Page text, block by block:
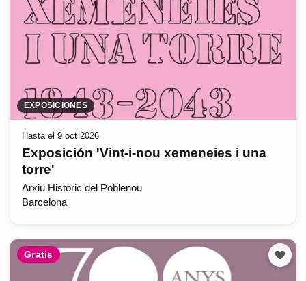
EXPOSICIONES
Hasta el 9 oct 2026
Exposición 'Vint-i-nou xemeneies i una
torre'
Arxiu Històric del Poblenou
Barcelona
Gratis